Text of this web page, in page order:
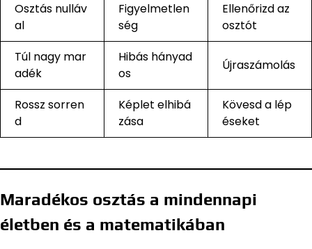
Osztás nulláv
al
Figyelmetlen
ség
Ellenőrizd az
osztót
Túl nagy mar
adék
Hibás hányad
os
Újraszámolás
Rossz sorren
d
Képlet elhibá
zása
Kövesd a lép
éseket
Maradékos osztás a mindennapi
életben és a matematikában